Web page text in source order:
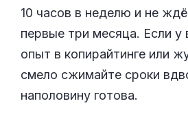
10 часов в неделю и не
первые три месяца. Если у
опыт в копирайтинге или
смело сжимайте сроки
наполовину готова.